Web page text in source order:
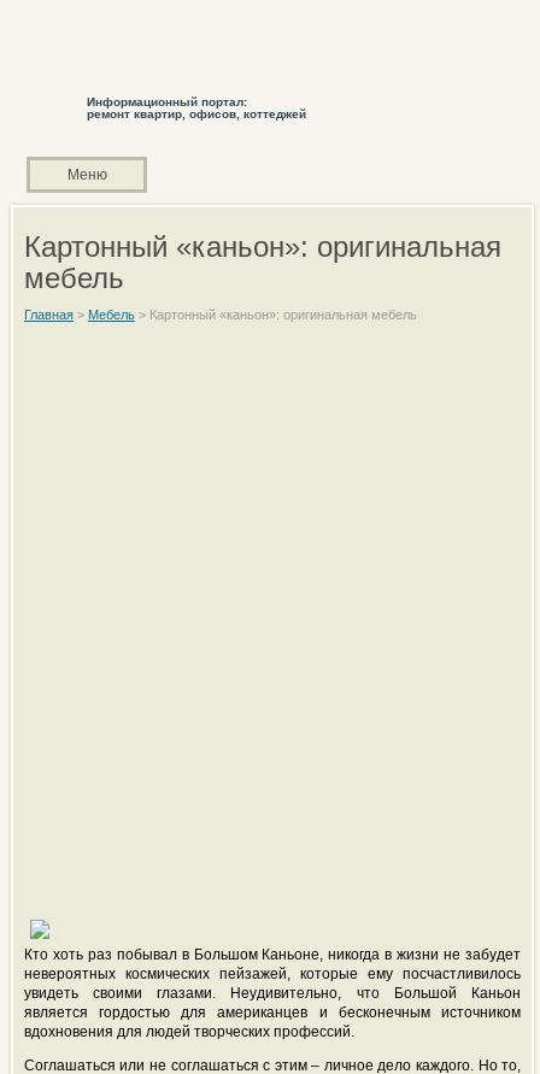
Информационный портал:
ремонт квартир, офисов, коттеджей
Меню
Картонный «каньон»: оригинальная
мебель
Главная> Мебель> Картонный «каньон»: оригинальная мебель
Кто хоть раз побывал в Большом Каньоне, никогда в жизни не забудет
невероятных космических пейзажей, которые ему посчастливилось
увидеть своими глазами. Неудивительно, что Большой Каньон
является гордостью для американцев и бесконечным источником
вдохновения для людей творческих профессий.
Соглашаться или не соглашаться с этим – личное дело каждого. Но то,